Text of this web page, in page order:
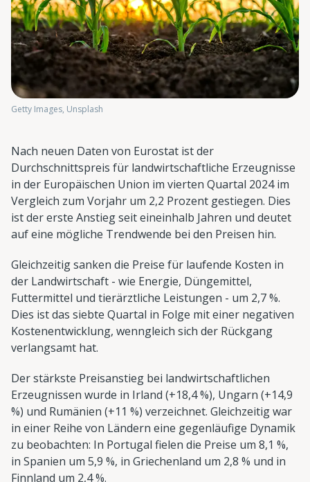
Getty Images, Unsplash
Nach neuen Daten von Eurostat ist der
Durchschnittspreis für landwirtschaftliche Erzeugnisse
in der Europäischen Union im vierten Quartal 2024 im
Vergleich zum Vorjahr um 2,2 Prozent gestiegen. Dies
ist der erste Anstieg seit eineinhalb Jahren und deutet
auf eine mögliche Trendwende bei den Preisen hin.
Gleichzeitig sanken die Preise für laufende Kosten in
der Landwirtschaft - wie Energie, Düngemittel,
Futtermittel und tierärztliche Leistungen - um 2,7 %.
Dies ist das siebte Quartal in Folge mit einer negativen
Kostenentwicklung, wenngleich sich der Rückgang
verlangsamt hat.
Der stärkste Preisanstieg bei landwirtschaftlichen
Erzeugnissen wurde in Irland (+18,4 %), Ungarn (+14,9
%) und Rumänien (+11 %) verzeichnet. Gleichzeitig war
in einer Reihe von Ländern eine gegenläufige Dynamik
zu beobachten: In Portugal fielen die Preise um 8,1 %,
in Spanien um 5,9 %, in Griechenland um 2,8 % und in
Finnland um 2,4 %.